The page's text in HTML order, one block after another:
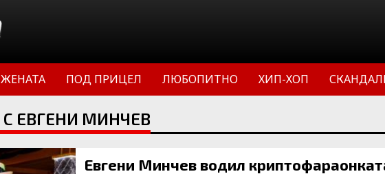
ЖЕНАТА ПОД ПРИЦЕЛ ЛЮБОПИТНО ХИП-ХОП
ЕВГЕНИ МИНЧЕВ
Евгени Минчев водил